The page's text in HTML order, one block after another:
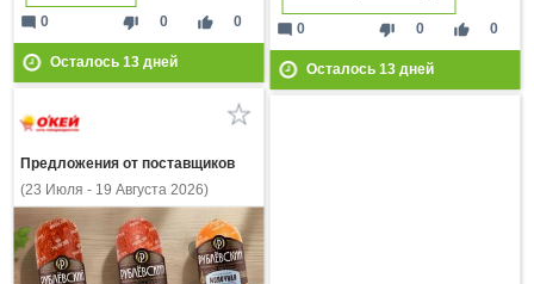
thumb_down 0 thumb_up 0
mode_comment 0
Осталось 13дней
thumb_down 0 thumb_up 0
mode_comment 0
Осталось 13дней
Предложения от поставщиков
(23 Июля - 19 Августа 2026)